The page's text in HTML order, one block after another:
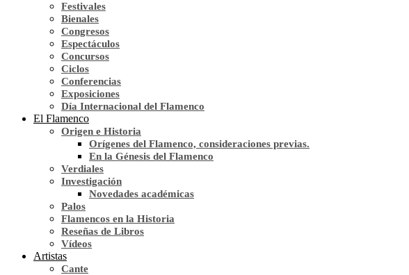
Festivales
Bienales
Congresos
Espectáculos
Concursos
Ciclos
Conferencias
Exposiciones
Día Internacional del Flamenco
El Flamenco
Origen e Historia
Orígenes del Flamenco, consideraciones previas.
En la Génesis del Flamenco
Verdiales
Investigación
Novedades académicas
Palos
Flamencos en la Historia
Reseñas de Libros
Vídeos
Artistas
Cante